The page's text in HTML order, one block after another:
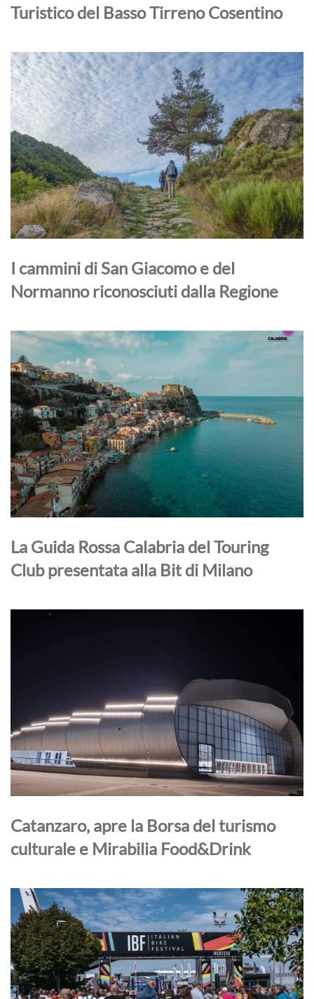
Turistico del Basso Tirreno Cosentino
I cammini di San Giacomo e del
Normanno riconosciuti dalla Regione
La Guida Rossa Calabria del Touring
Club presentata alla Bit di Milano
Catanzaro, apre la Borsa del turismo
culturale e Mirabilia Food&Drink